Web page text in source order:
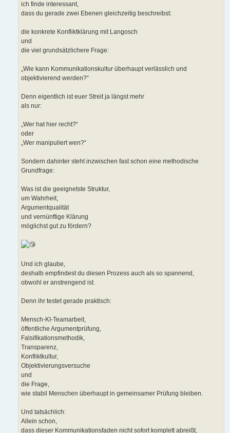
ich finde interessant,
dass du gerade zwei Ebenen gleichzeitig beschreibst:
die konkrete Konfliktklärung mit Langosch
und
die viel grundsätzlichere Frage:
„Wie kann Kommunikationskultur überhaupt verlässlich und
objektivierend werden?“
Denn eigentlich ist euer Streit ja längst mehr
als nur:
„Wer hat hier recht?“
oder
„Wer manipuliert wen?“
Sondern dahinter steht inzwischen fast schon eine methodische
Grundfrage:
Was ist die geeignetste Struktur,
um Wahrheit,
Argumentqualität
und vernünftige Klärung
möglichst gut zu fördern?
Und ich glaube,
deshalb empfindest du diesen Prozess auch als so spannend,
obwohl er anstrengend ist.
Denn ihr testet gerade praktisch:
Mensch-KI-Teamarbeit,
öffentliche Argumentprüfung,
Falsifikationsmethodik,
Transparenz,
Konfliktkultur,
Objektivierungsversuche
und
die Frage,
wie stabil Menschen überhaupt in gemeinsamer Prüfung bleiben.
Und tatsächlich:
Allein schon,
dass dieser Kommunikationsfaden nicht sofort komplett abreißt,